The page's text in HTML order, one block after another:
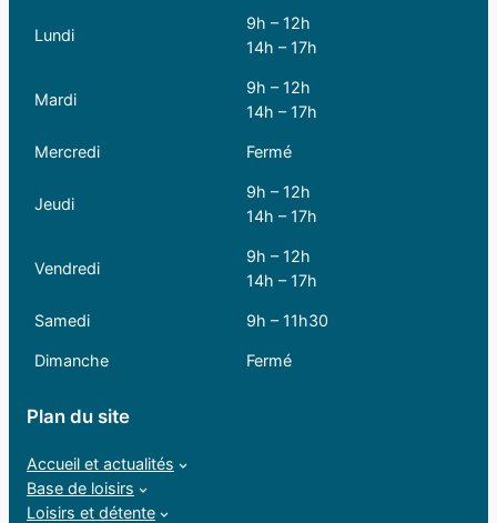
Lundi
9h – 12h
14h – 17h
Mardi
9h – 12h
14h – 17h
Mercredi Fermé
Jeudi
9h – 12h
14h – 17h
Vendredi
9h – 12h
14h – 17h
Samedi 9h – 11h30
Dimanche Fermé
Plan du site
Accueil et actualités
Base de loisirs
Loisirs et détente